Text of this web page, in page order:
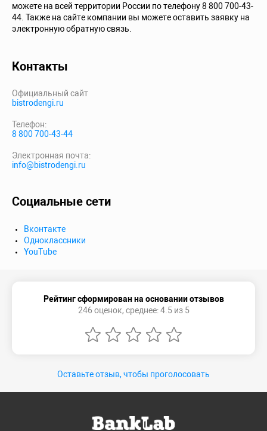
можете на всей территории России по телефону 8 800 700-43-
44. Также на сайте компании вы можете оставить заявку на
электронную обратную связь.
Контакты
Официальный сайт
bistrodengi.ru
Телефон:
8 800 700-43-44
Электронная почта:
info@bistrodengi.ru
Социальные сети
Вконтакте
Одноклассники
YouTube
Рейтинг сформирован на основании отзывов
246 оценок, среднее: 4.5 из 5
Оставьте отзыв, чтобы проголосовать